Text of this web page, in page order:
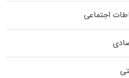
اجتماعی